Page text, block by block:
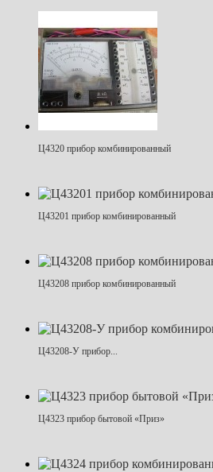
Ц4320 прибор комбинированный
Ц43201 прибор комбинированный
Ц43208 прибор комбинированный
Ц43208-У прибор...
Ц4323 прибор бытовой «Приз»